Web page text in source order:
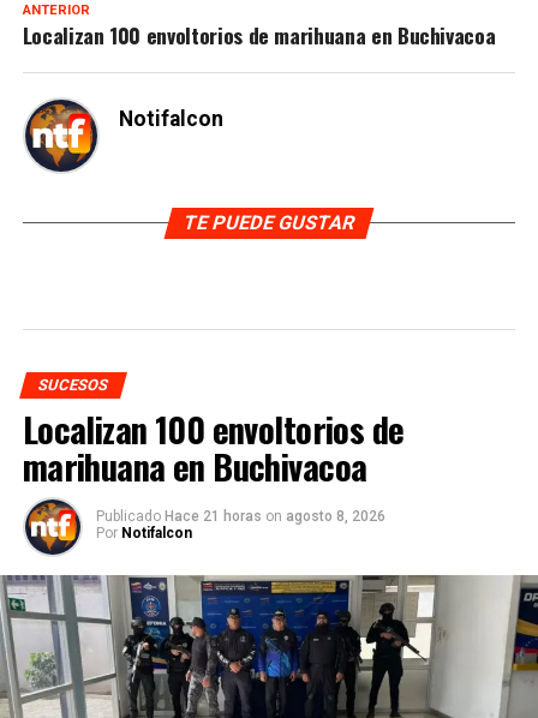
ANTERIOR
Localizan 100 envoltorios de marihuana en Buchivacoa
Notifalcon
TE PUEDE GUSTAR
SUCESOS
Localizan 100 envoltorios de
marihuana en Buchivacoa
Publicado Hace 21 horas on agosto 8, 2026
Por Notifalcon